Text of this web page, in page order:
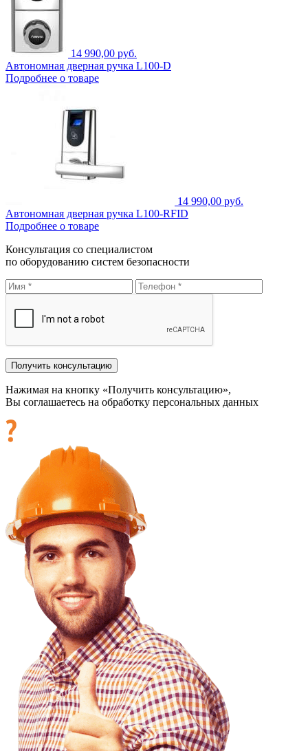
14 990,00 руб.
Автономная дверная ручка L100-D
Подробнее о товаре
14 990,00 руб.
Автономная дверная ручка L100-RFID
Подробнее о товаре
Консультация со специалистом
по оборудованию систем безопасности
Нажимая на кнопку «Получить консультацию»,
Вы соглашаетесь на обработку персональных данных